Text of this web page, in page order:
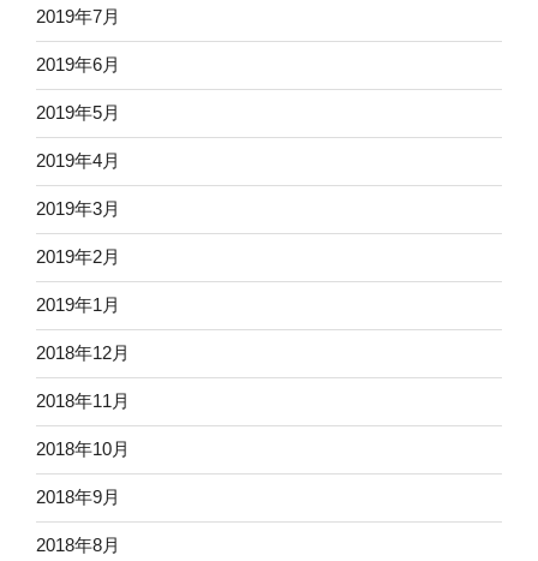
2019年7月
2019年6月
2019年5月
2019年4月
2019年3月
2019年2月
2019年1月
2018年12月
2018年11月
2018年10月
2018年9月
2018年8月